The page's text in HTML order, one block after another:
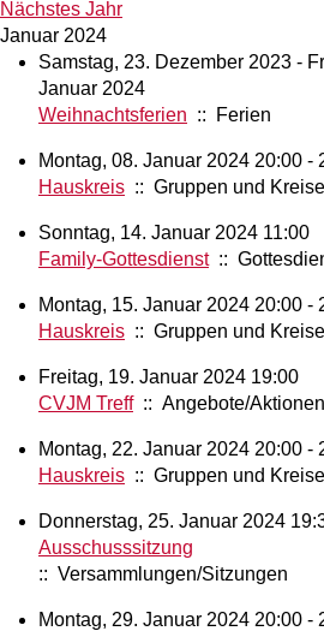
Nächstes Jahr
Januar 2024
Samstag, 23. Dezember 2023 -
Januar 2024
Weihnachtsferien :: Ferien
Montag, 08. Januar 2024 20:00 -
Hauskreis :: Gruppen und Kreise
Sonntag, 14. Januar 2024 11:00
Family-Gottesdienst::
Montag, 15. Januar 2024 20:00 -
Hauskreis :: Gruppen und Kreise
Freitag, 19. Januar 2024 19:00
CVJM Treff:: Angebote/Aktionen
Montag, 22. Januar 2024 20:00 -
Hauskreis :: Gruppen und Kreise
Donnerstag, 25. Januar 2024
Ausschusssitzung
:: Versammlungen/Sitzungen
Montag, 29. Januar 2024 20:00 -